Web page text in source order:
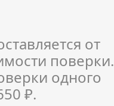
от
поверки.
одного
₽.